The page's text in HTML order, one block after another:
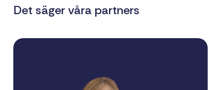
Det säger våra partners